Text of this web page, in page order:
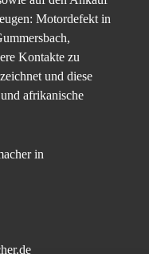
Motordefekt in
Kontakte zu
und diese
afrikanische
in